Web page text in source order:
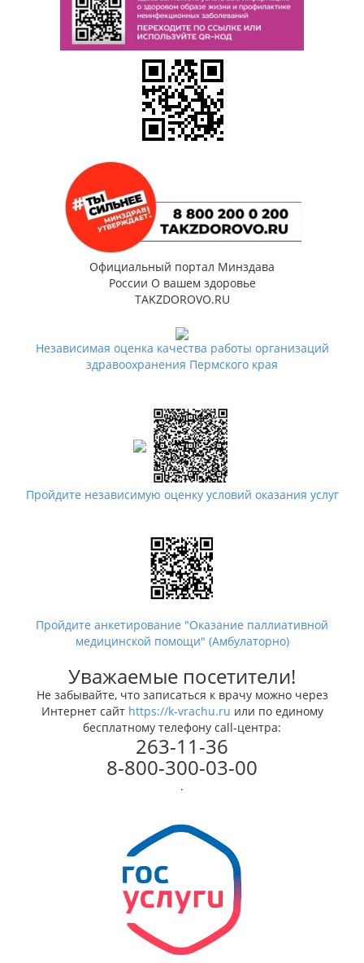
Официальный портал Минздава
России О вашем здоровье
TAKZDOROVO.RU
Независимая оценка качества работы организаций
здравоохранения Пермского края
Пройдите независимую оценку условий оказания услуг
Пройдите анкетирование "Оказание паллиативной
медицинской помощи" (Амбулаторно)
Уважаемые посетители!
Не забывайте, что записаться к врачу можно через
Интернет сайт https://k-vrachu.ru или по единому
бесплатному телефону call-центра:
263-11-36
8-800-300-03-00
.